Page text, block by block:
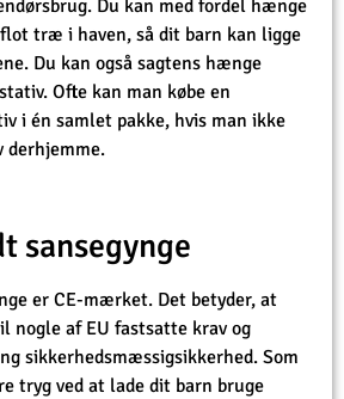
Du kan med fordel hænge
træ i haven, så dit barn kan ligge
Du kan også sagtens hænge
Ofte kan man købe en
i én samlet pakke, hvis man ikke
derhjemme.
sansegynge
er CE-mærket. Det betyder, at
nogle af EU fastsatte krav og
sikkerhedsmæssigsikkerhed. Som
tryg ved at lade dit barn bruge